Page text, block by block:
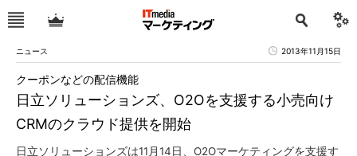
ニュース 2013年11月15日
日立ソリューションズ、O2Oを支援する小売向け
CRMのクラウド提供を開始
クーポンなどの配信機能
日立ソリューションズは11月14日、O2Oマーケティングを支援す